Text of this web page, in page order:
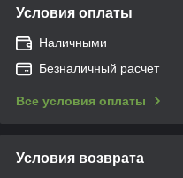
Условия оплаты
Наличными
Безналичный расчет
Все условия оплаты
Условия возврата